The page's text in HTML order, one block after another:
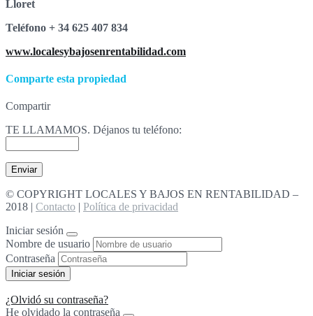
Lloret
Teléfono + 34 625 407 834
www.localesybajosenrentabilidad.com
Comparte esta propiedad
Compartir
TE LLAMAMOS. Déjanos tu teléfono:
© COPYRIGHT LOCALES Y BAJOS EN RENTABILIDAD –
2018 | Contacto | Política de privacidad
Iniciar sesión
Nombre de usuario
Contraseña
¿Olvidó su contraseña?
He olvidado la contraseña